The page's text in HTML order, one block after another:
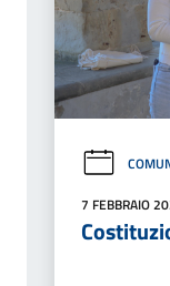
7 FEBBRAIO